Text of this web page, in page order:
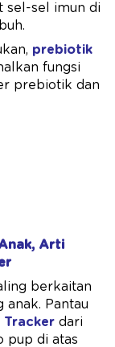
sel-sel imun di
prebiotik
fungsi
prebiotik dan
Arti
berkaitan
Pantau
Tracker dari
pup di atas